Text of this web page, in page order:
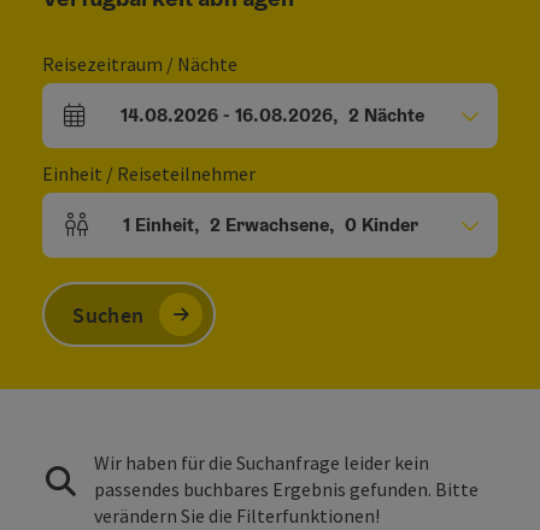
Reisezeitraum / Nächte
An- und Abreisefelder
14.08.2026- 16.08.2026, 2 Nächte
Einheit / Reiseteilnehmer
Einheitenanzahl und Personenfelder
1 Einheit, 2 Erwachsene, 0 Kinder
Suchen
Wir haben für die Suchanfrage leider kein
passendes buchbares Ergebnis gefunden. Bitte
verändern Sie die Filterfunktionen!